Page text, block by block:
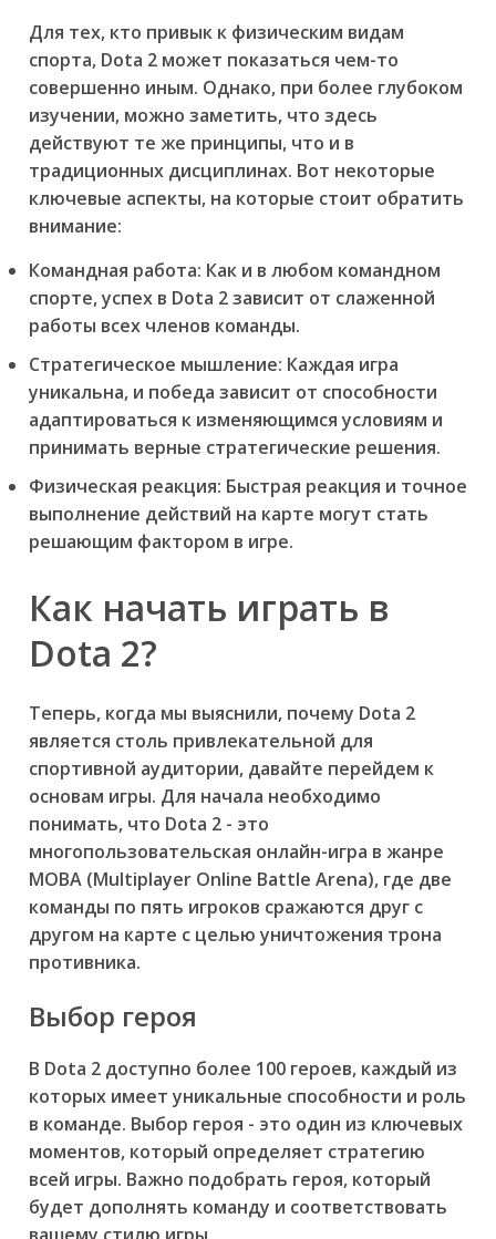
Для тех, кто привык к физическим видам
спорта, Dota 2 может показаться чем-то
совершенно иным. Однако, при более глубоком
изучении, можно заметить, что здесь
действуют те же принципы, что и в
традиционных дисциплинах. Вот некоторые
ключевые аспекты, на которые стоит обратить
внимание:
Командная работа: Как и в любом командном
спорте, успех в Dota 2 зависит от слаженной
работы всех членов команды.
Стратегическое мышление: Каждая игра
уникальна, и победа зависит от способности
адаптироваться к изменяющимся условиям и
принимать верные стратегические решения.
Физическая реакция: Быстрая реакция и точное
выполнение действий на карте могут стать
решающим фактором в игре.
Как начать играть в
Dota 2?
Теперь, когда мы выяснили, почему Dota 2
является столь привлекательной для
спортивной аудитории, давайте перейдем к
основам игры. Для начала необходимо
понимать, что Dota 2 - это
многопользовательская онлайн-игра в жанре
MOBA (Multiplayer Online Battle Arena), где две
команды по пять игроков сражаются друг с
другом на карте с целью уничтожения трона
противника.
Выбор героя
В Dota 2 доступно более 100 героев, каждый из
которых имеет уникальные способности и роль
в команде. Выбор героя - это один из ключевых
моментов, который определяет стратегию
всей игры. Важно подобрать героя, который
будет дополнять команду и соответствовать